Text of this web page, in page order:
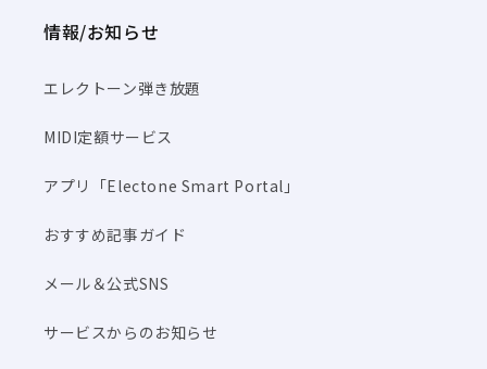
情報/お知らせ
エレクトーン弾き放題
MIDI定額サービス
アプリ「Electone Smart Portal」
おすすめ記事ガイド
メール＆公式SNS
サービスからのお知らせ